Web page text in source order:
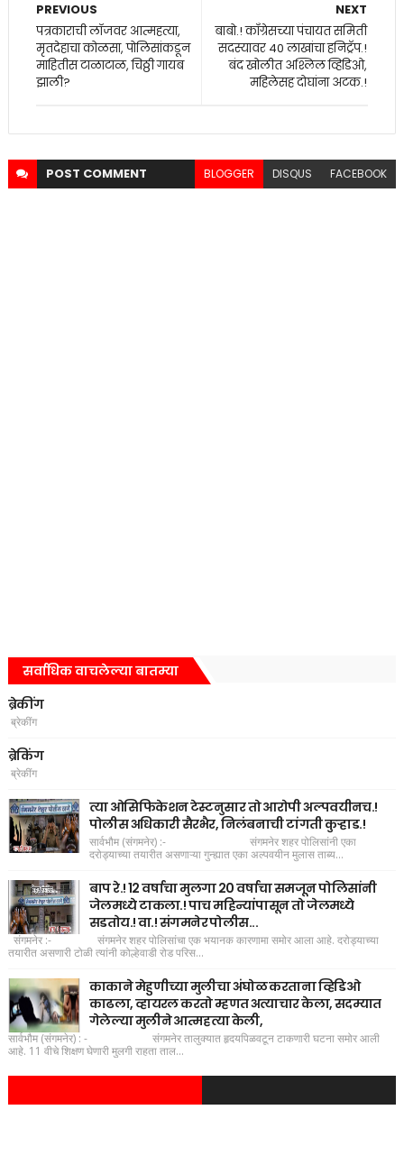
NEXT
बाबो.! काँग्रेसच्या पंचायत समिती
सदस्यावर 40 लाखांचा हनिट्रॅप.!
बंद खोलीत अश्लिल व्हिडिओ,
महिलेसह दोघांना अटक.!
PREVIOUS
पत्रकाराची लॉजवर आत्महत्या,
मृतदेहाचा कोळसा, पोलिसांकडून
माहितीस टाळाटाळ, चिठ्ठी गायब
झाली?
POST COMMENT BLOGGER DISQUS FACEBOOK
सर्वाधिक वाचलेल्या बातम्या
ब्रेकींग
ब्रेकींग
ब्रेकिंग
ब्रेकींग
त्या ओसिफिकेशन टेस्टनुसार तो आरोपी अल्पवयीनच.!
पोलीस अधिकारी सैरभैर, निलंबनाची टांगती कुऱ्हाड.!
सार्वभौम (संगमनेर) :- संगमनेर शहर पोलिसांनी एका
दरोड्याच्या तयारीत असणाऱ्या गुन्ह्यात एका अल्पवयीन मुलास ताब्य...
बाप रे.! 12 वर्षाचा मुलगा 20 वर्षाचा समजून पोलिसांनी
जेलमध्ये टाकला.! पाच महिन्यांपासून तो जेलमध्ये
सडतोय.! वा.! संगमनेर पोलीस...
संगमनेर :- संगमनेर शहर पोलिसांचा एक भयानक कारणामा समोर आला आहे. दरोड्याच्या
तयारीत असणारी टोळी त्यांनी कोल्हेवाडी रोड परिस...
काकाने मेहुणीच्या मुलीचा अंघोळ करताना व्हिडिओ
काढला, व्हायरल करतो म्हणत अत्याचार केला, सदम्यात
गेलेल्या मुलीने आत्महत्या केली,
सार्वभौम (संगमनेर) : - संगमनेर तालुक्यात हृदयपिळवटून टाकणारी घटना समोर आली
आहे. 11 वीचे शिक्षण घेणारी मुलगी राहता ताल...